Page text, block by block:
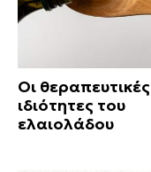
Οι θεραπευτικές
ιδιότητες του
ελαιολάδου